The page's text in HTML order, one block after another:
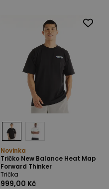
Novinka
Tričko New Balance Heat Map
Forward Thinker
Trička
999,00 Kč